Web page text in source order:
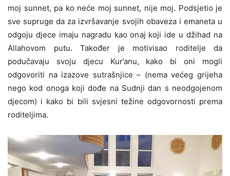
moj sunnet, pa ko neće moj sunnet, nije moj. Podsjetio je
sve supruge da za izvršavanje svojih obaveza i emaneta u
odgoju djece imaju nagradu kao onaj koji ide u džihad na
Allahovom putu. Također je motivisao roditelje da
podučavaju svoju djecu Kur’anu, kako bi oni mogli
odgovoriti na izazove sutrašnjice – (nema većeg grijeha
nego kod onoga koji dođe na Sudnji dan s neodgojenom
djecom) i kako bi bili svjesni težine odgovornosti prema
roditeljima.